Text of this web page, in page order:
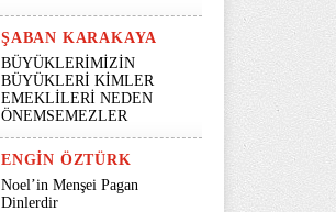
ŞABAN KARAKAYA
BÜYÜKLERİMİZİN
BÜYÜKLERİ KİMLER
EMEKLİLERİ NEDEN
ÖNEMSEMEZLER
ENGIN ÖZTÜRK
Noel’in Menşei Pagan
Dinlerdir